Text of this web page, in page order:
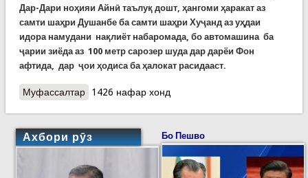
Дар-Дари ноҳияи Айнӣ таълуқ дошт, ҳангоми ҳаракат аз
самти шаҳри Душанбе ба самти шаҳри Хуҷанд аз уҳдаи
идора намудани нақлиёт набаромада, бо автомашина ба
ҷарии зиёда аз 100 метр сарозер шуда дар дарёи Фон
афтида, дар ҷои ҳодиса ба ҳалокат расидааст.
Муфассалтаро КҲФ-СУҒД: Наҷотдиҳандагон ҷасади
1426 нафар хонд
Ахбори рӯз Бо Пешво